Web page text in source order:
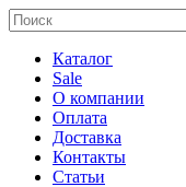
Каталог
Sale
О компании
Оплата
Доставка
Контакты
Статьи